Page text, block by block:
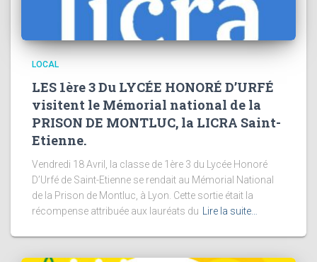
LOCAL
LES 1ère 3 Du LYCÉE HONORÉ D’URFÉ
visitent le Mémorial national de la
PRISON DE MONTLUC, la LICRA Saint-
Etienne.
Vendredi 18 Avril, la classe de 1ère 3 du Lycée Honoré
D’Urfé de Saint-Etienne se rendait au Mémorial National
de la Prison de Montluc, à Lyon. Cette sortie était la
récompense attribuée aux lauréats du
Lire la suite…